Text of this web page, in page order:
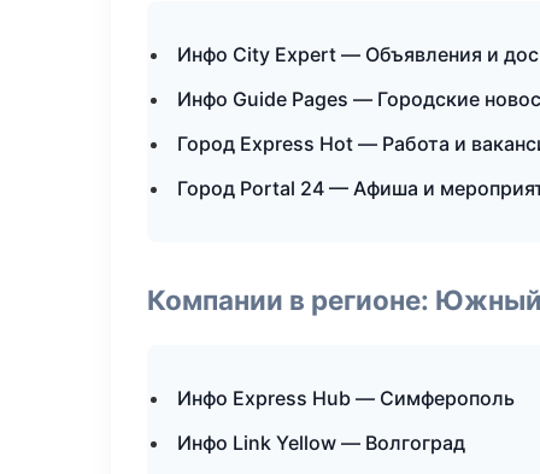
Инфо City Expert — Объявления и
Инфо Guide Pages — Городские
Город Express Hot — Работа и
Город Portal 24 — Афиша и
Компании в регионе:
Инфо Express Hub — Симферополь
Инфо Link Yellow — Волгоград